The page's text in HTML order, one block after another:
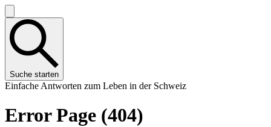
Suche starten
Einfache Antworten zum Leben in der Schweiz
Error Page (404)